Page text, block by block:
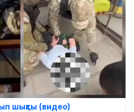
шықты (видео)